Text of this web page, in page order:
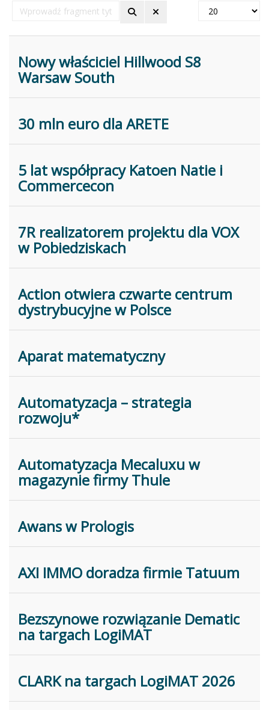
Wprowadź
fragment
Pokaż
Nowy właściciel Hillwood S8
Warsaw South
30 mln euro dla ARETE
5 lat współpracy Katoen Natie i
Commercecon
7R realizatorem projektu dla VOX
w Pobiedziskach
Action otwiera czwarte centrum
dystrybucyjne w Polsce
Aparat matematyczny
Automatyzacja – strategia
rozwoju*
Automatyzacja Mecaluxu w
magazynie firmy Thule
Awans w Prologis
AXI IMMO doradza firmie Tatuum
Bezszynowe rozwiązanie Dematic
na targach LogiMAT
CLARK na targach LogiMAT 2026